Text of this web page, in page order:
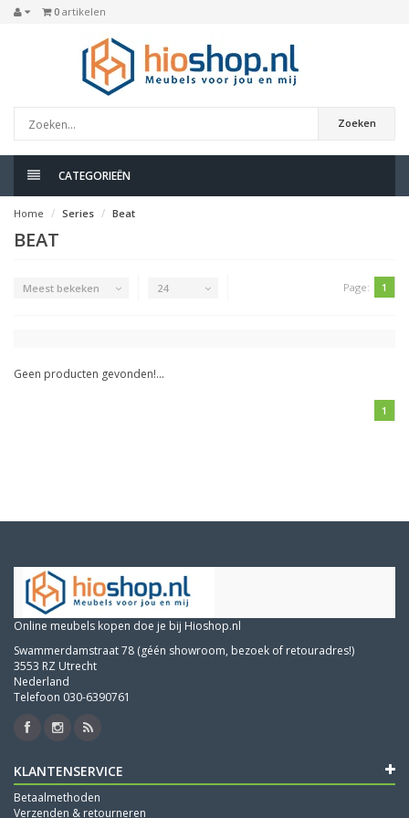
0 artikelen
Zoeken
CATEGORIEËN
Home Series Beat
BEAT
Meest bekeken 24 Page: 1
Geen producten gevonden!...
1
Online meubels kopen doe je bij Hioshop.nl
Swammerdamstraat 78 (géén showroom, bezoek of retouradres!)
3553 RZ Utrecht
Nederland
Telefoon 030-6390761
KLANTENSERVICE
Betaalmethoden
Verzenden & retourneren